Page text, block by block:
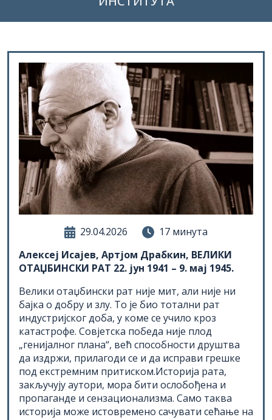
29.04.2026
17 минута
Алексеј Исајев, Артjoм Драбкин, ВЕЛИКИ
ОТАЏБИНСКИ РАТ 22. јун 1941 – 9. мај 1945.
Велики отаџбински рат није мит, али није ни
бајка о добру и злу. То је био тотални рат
индустријског доба, у коме се учило кроз
катастрофе. Совјетска победа није плод
„генијалног плана“, већ способности друштва
да издржи, прилагоди се и да исправи грешке
под екстремним притиском.Историја рата,
закључују аутори, мора бити ослобођена и
пропаганде и сензационализма. Само таква
историја може истовремено сачувати сећање на
жртве,разумети цену победе, и спречити